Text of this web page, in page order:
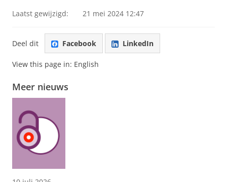
Laatst gewijzigd: 21 mei 2024 12:47
Deel dit Facebook LinkedIn
View this page in: English
Meer nieuws